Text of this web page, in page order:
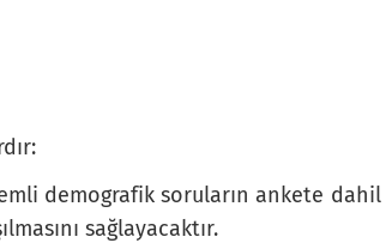
demografik soruların ankete
sağlayacaktır.